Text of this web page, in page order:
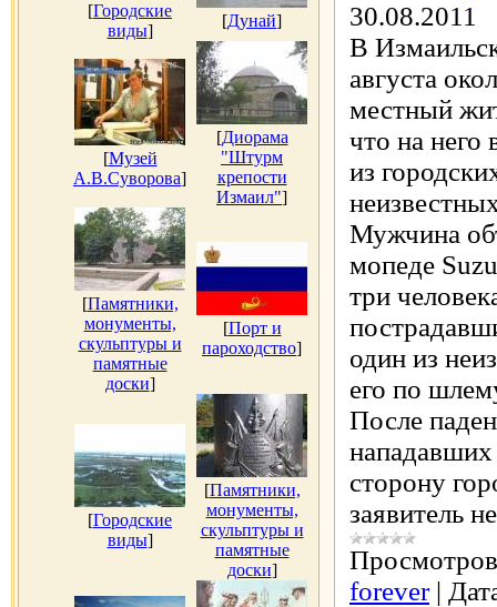
[Городские
виды]
[Дунай]
[Музей
А.В.Суворова]
[Диорама
"Штурм
крепости
Измаил"]
[Памятники,
монументы,
скульптуры и
памятные
доски]
[Порт и
пароходство]
[Городские
виды]
[Памятники,
монументы,
скульптуры и
памятные
доски]
30.08.2011
В
августа
местный
что на него
из
Мужчина
мопеде
три
один из
его по
После
нападавших
сторону
заявитель
forever |